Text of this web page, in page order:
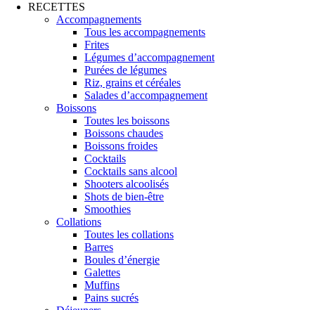
RECETTES
Accompagnements
Tous les accompagnements
Frites
Légumes d’accompagnement
Purées de légumes
Riz, grains et céréales
Salades d’accompagnement
Boissons
Toutes les boissons
Boissons chaudes
Boissons froides
Cocktails
Cocktails sans alcool
Shooters alcoolisés
Shots de bien-être
Smoothies
Collations
Toutes les collations
Barres
Boules d’énergie
Galettes
Muffins
Pains sucrés